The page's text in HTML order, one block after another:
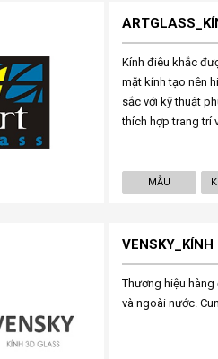
Kính điêu khắc
mặt kính tạo nên
sắc với kỹ thuật
thích hợp trang trí
MẪU
Thương hiệu
và ngoài nước.